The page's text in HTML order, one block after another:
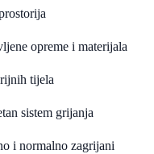
opreme i materijala
tijela
sistem grijanja
i normalno zagrijani